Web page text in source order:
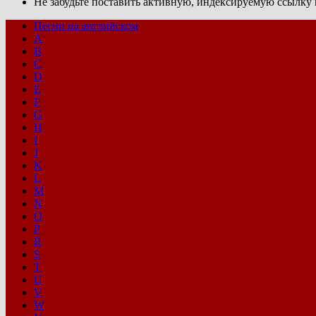
Песни на английском
A
B
C
D
E
F
G
H
I
J
K
L
M
N
O
P
R
S
T
U
V
W